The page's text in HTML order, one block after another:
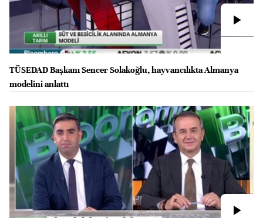
TÜSEDAD Başkanı Sencer Solakoğlu, hayvancılıkta Almanya
modelini anlattı